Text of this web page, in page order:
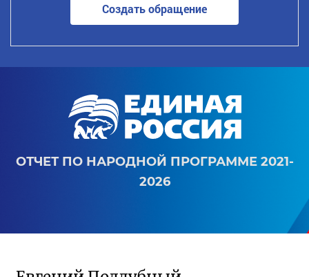
Создать обращение
ОТЧЕТ ПО НАРОДНОЙ ПРОГРАММЕ 2021-
2026